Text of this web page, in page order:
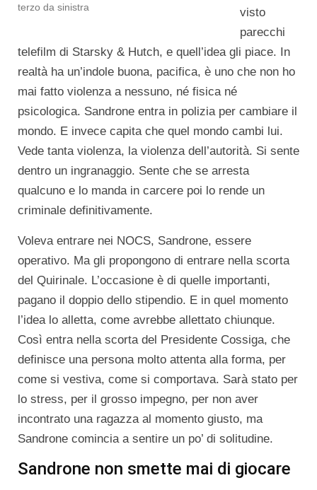
terzo da sinistra
visto
parecchi
telefilm di Starsky & Hutch, e quell’idea gli piace. In
realtà ha un’indole buona, pacifica, è uno che non ho
mai fatto violenza a nessuno, né fisica né
psicologica. Sandrone entra in polizia per cambiare il
mondo. E invece capita che quel mondo cambi lui.
Vede tanta violenza, la violenza dell’autorità. Si sente
dentro un ingranaggio. Sente che se arresta
qualcuno e lo manda in carcere poi lo rende un
criminale definitivamente.
Voleva entrare nei NOCS, Sandrone, essere
operativo. Ma gli propongono di entrare nella scorta
del Quirinale. L’occasione è di quelle importanti,
pagano il doppio dello stipendio. E in quel momento
l’idea lo alletta, come avrebbe allettato chiunque.
Così entra nella scorta del Presidente Cossiga, che
definisce una persona molto attenta alla forma, per
come si vestiva, come si comportava. Sarà stato per
lo stress, per il grosso impegno, per non aver
incontrato una ragazza al momento giusto, ma
Sandrone comincia a sentire un po’ di solitudine.
Sandrone non smette mai di giocare